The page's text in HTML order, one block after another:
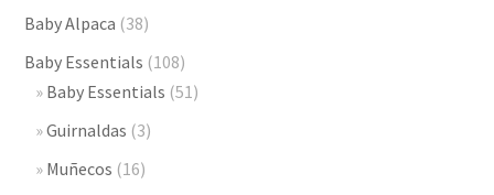
Baby Alpaca (38)
Baby Essentials (108)
Baby Essentials (51)
Guirnaldas (3)
Muñecos (16)